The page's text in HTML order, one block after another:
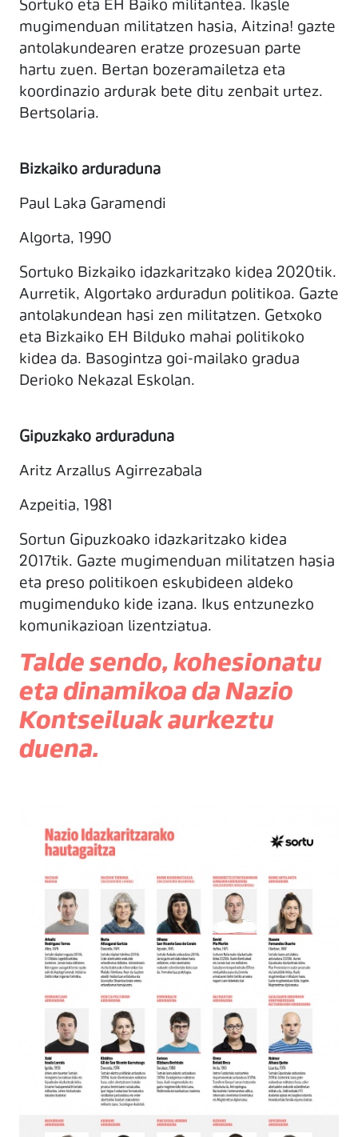
Sortuko eta EH Baiko militantea. Ikasle
mugimenduan militatzen hasia, Aitzina! gazte
antolakundearen eratze prozesuan parte
hartu zuen. Bertan bozeramailetza eta
koordinazio ardurak bete ditu zenbait urtez.
Bertsolaria.
Bizkaiko arduraduna
Paul Laka Garamendi
Algorta, 1990
Sortuko Bizkaiko idazkaritzako kidea 2020tik.
Aurretik, Algortako arduradun politikoa. Gazte
antolakundean hasi zen militatzen. Getxoko
eta Bizkaiko EH Bilduko mahai politikoko
kidea da. Basogintza goi-mailako gradua
Derioko Nekazal Eskolan.
Gipuzkako arduraduna
Aritz Arzallus Agirrezabala
Azpeitia, 1981
Sortun Gipuzkoako idazkaritzako kidea
2017tik. Gazte mugimenduan militatzen hasia
eta preso politikoen eskubideen aldeko
mugimenduko kide izana. Ikus entzunezko
komunikazioan lizentziatua.
Talde sendo, kohesionatu
eta dinamikoa da Nazio
Kontseiluak aurkeztu
duena.